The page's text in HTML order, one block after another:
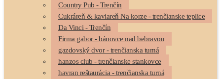
Country Pub - Trenčín
Cukráreň & kaviareň Na korze - trenčianske teplice
Da Vinci - Trenčín
Firma gabor - bánovce nad bebravou
gazdovský dvor - trenčianska turná
hanzos club - trenčianske stankovce
havran reštaurácia - trenčianska turná